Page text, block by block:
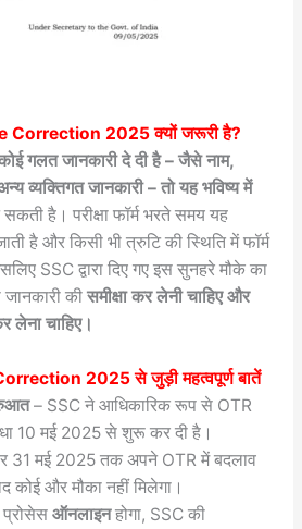
Correction 2025क्यों जरूरी है?
गलत जानकारी दे दी है – जैसे नाम,
व्यक्तिगत जानकारी – तो यह भविष्य में
है। परीक्षा फॉर्म भरते समय यह
है और किसी भी त्रुटि की स्थिति में फॉर्म
SSC द्वारा दिए गए इस सुनहरे मौके का
की समीक्षा कर लेनी चाहिए और
लेना चाहिए।
2025से जुड़ी महत्वपूर्ण बातें
– SSC ने आधिकारिक रूप से OTR
10 मई 2025 से शुरू कर दी है।
31 मई 2025 तक अपने OTR में बदलाव
और मौका नहीं मिलेगा।
प्रोसेस ऑनलाइनहोगा, SSC की